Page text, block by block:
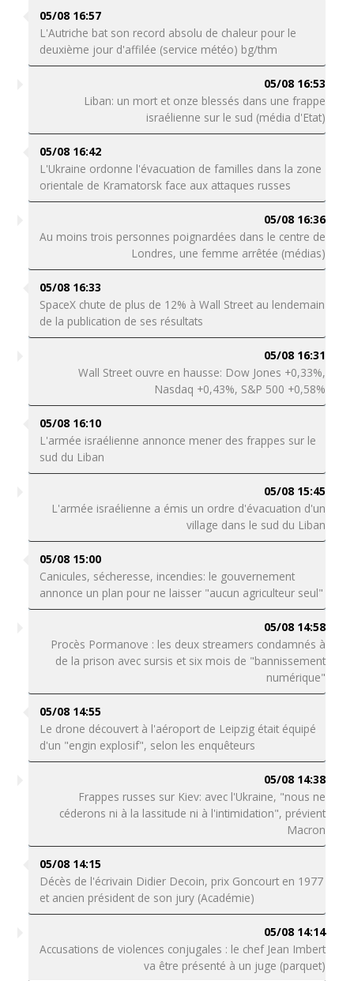
05/08 16:57
L'Autriche bat son record absolu de chaleur pour le
deuxième jour d'affilée (service météo) bg/thm
05/08 16:53
Liban: un mort et onze blessés dans une frappe
israélienne sur le sud (média d'Etat)
05/08 16:42
L'Ukraine ordonne l'évacuation de familles dans la zone
orientale de Kramatorsk face aux attaques russes
05/08 16:36
Au moins trois personnes poignardées dans le centre de
Londres, une femme arrêtée (médias)
05/08 16:33
SpaceX chute de plus de 12% à Wall Street au lendemain
de la publication de ses résultats
05/08 16:31
Wall Street ouvre en hausse: Dow Jones +0,33%,
Nasdaq +0,43%, S&P 500 +0,58%
05/08 16:10
L'armée israélienne annonce mener des frappes sur le
sud du Liban
05/08 15:45
L'armée israélienne a émis un ordre d'évacuation d'un
village dans le sud du Liban
05/08 15:00
Canicules, sécheresse, incendies: le gouvernement
annonce un plan pour ne laisser "aucun agriculteur seul"
05/08 14:58
Procès Pormanove : les deux streamers condamnés à
de la prison avec sursis et six mois de "bannissement
numérique"
05/08 14:55
Le drone découvert à l'aéroport de Leipzig était équipé
d'un "engin explosif", selon les enquêteurs
05/08 14:38
Frappes russes sur Kiev: avec l'Ukraine, "nous ne
céderons ni à la lassitude ni à l'intimidation", prévient
Macron
05/08 14:15
Décès de l'écrivain Didier Decoin, prix Goncourt en 1977
et ancien président de son jury (Académie)
05/08 14:14
Accusations de violences conjugales : le chef Jean Imbert
va être présenté à un juge (parquet)